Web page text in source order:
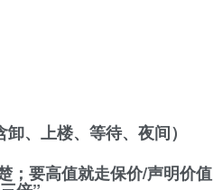
、上楼、等待、夜间）
；要高值就走保价/声明价值